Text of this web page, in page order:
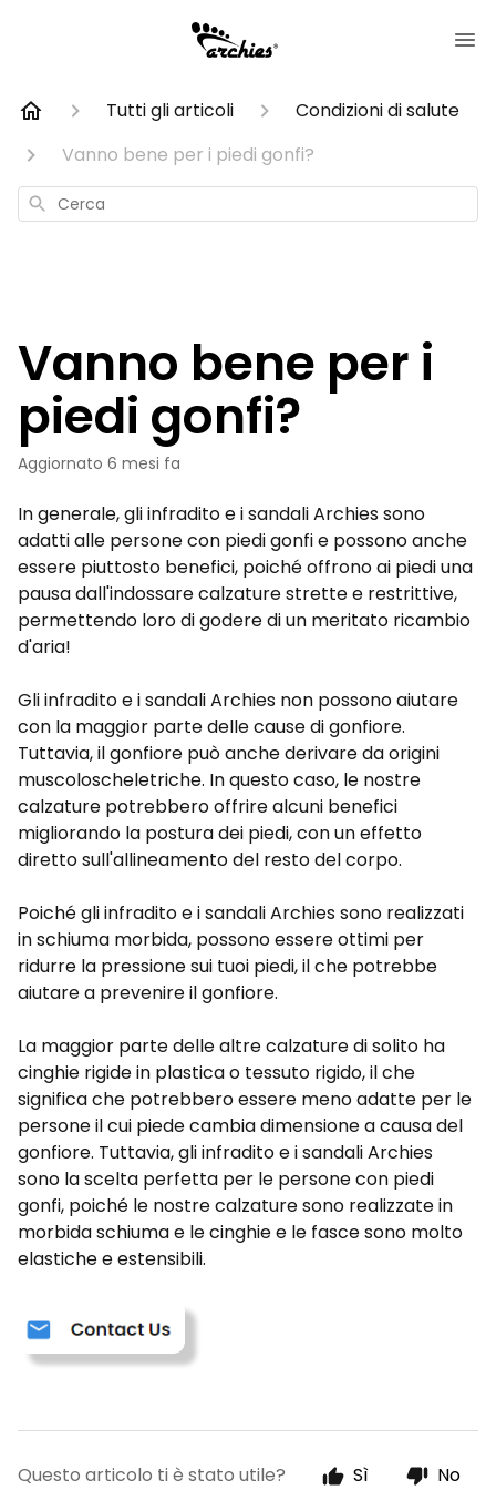
Tutti gli articoli
Condizioni di salute
Vanno bene per i piedi gonfi?
Cerca
Vanno bene per i
piedi gonfi?
Aggiornato 6 mesi fa
In generale, gli infradito e i sandali Archies sono
adatti alle persone con piedi gonfi e possono anche
essere piuttosto benefici, poiché offrono ai piedi una
pausa dall'indossare calzature strette e restrittive,
permettendo loro di godere di un meritato ricambio
d'aria!
Gli infradito e i sandali Archies non possono aiutare
con la maggior parte delle cause di gonfiore.
Tuttavia, il gonfiore può anche derivare da origini
muscoloscheletriche. In questo caso, le nostre
calzature potrebbero offrire alcuni benefici
migliorando la postura dei piedi, con un effetto
diretto sull'allineamento del resto del corpo.
Poiché gli infradito e i sandali Archies sono realizzati
in schiuma morbida, possono essere ottimi per
ridurre la pressione sui tuoi piedi, il che potrebbe
aiutare a prevenire il gonfiore.
La maggior parte delle altre calzature di solito ha
cinghie rigide in plastica o tessuto rigido, il che
significa che potrebbero essere meno adatte per le
persone il cui piede cambia dimensione a causa del
gonfiore. Tuttavia, gli infradito e i sandali Archies
sono la scelta perfetta per le persone con piedi
gonfi, poiché le nostre calzature sono realizzate in
morbida schiuma e le cinghie e le fasce sono molto
elastiche e estensibili.
Questo articolo ti è stato utile? Sì No